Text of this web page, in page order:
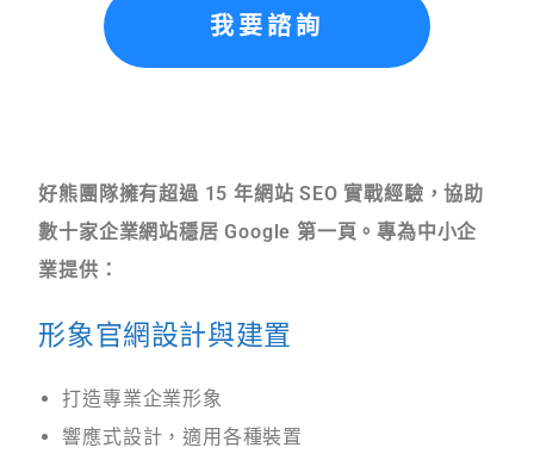
我要諮詢
好熊團隊擁有超過 15 年網站 SEO 實戰經驗，協助
數十家企業網站穩居 Google 第一頁。專為中小企
業提供：
形象官網設計與建置
打造專業企業形象
響應式設計，適用各種裝置